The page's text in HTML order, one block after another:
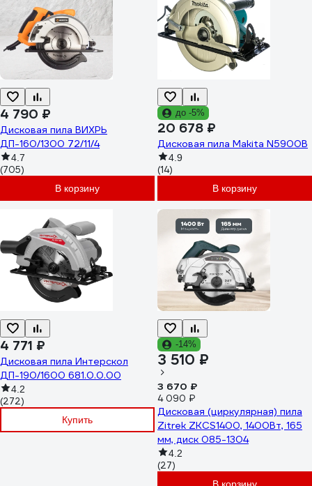
4 790 ₽
Дисковая пила ВИХРЬ
ДП-160/1300 72/11/4
4.7
(705)
В корзину
до -5%
20 678 ₽
Дисковая пила Makita N5900B
4.9
(14)
В корзину
4 771 ₽
Дисковая пила Интерскол
ДП-190/1600 681.0.0.00
4.2
(272)
Купить
-14%
3 510 ₽
3 670 ₽
4 090 ₽
Дисковая (циркулярная) пила
Zitrek ZKCS1400, 1400Вт, 165
мм, диск 085-1304
4.2
(27)